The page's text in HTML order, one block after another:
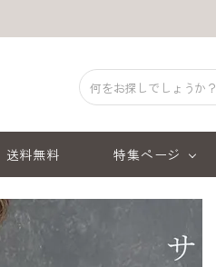
送料無料 特集ページ